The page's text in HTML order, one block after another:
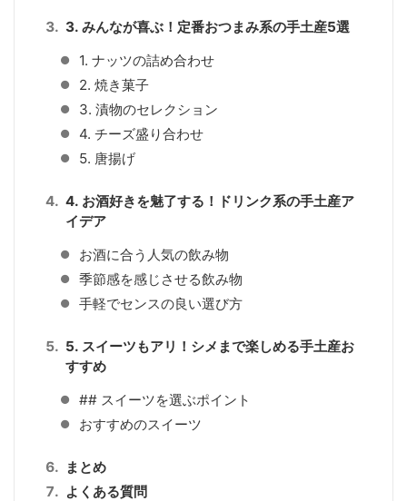
3. みんなが喜ぶ！定番おつまみ系の手土産5選
1. ナッツの詰め合わせ
2. 焼き菓子
3. 漬物のセレクション
4. チーズ盛り合わせ
5. 唐揚げ
4. お酒好きを魅了する！ドリンク系の手土産ア
イデア
お酒に合う人気の飲み物
季節感を感じさせる飲み物
手軽でセンスの良い選び方
5. スイーツもアリ！シメまで楽しめる手土産お
すすめ
## スイーツを選ぶポイント
おすすめのスイーツ
まとめ
よくある質問